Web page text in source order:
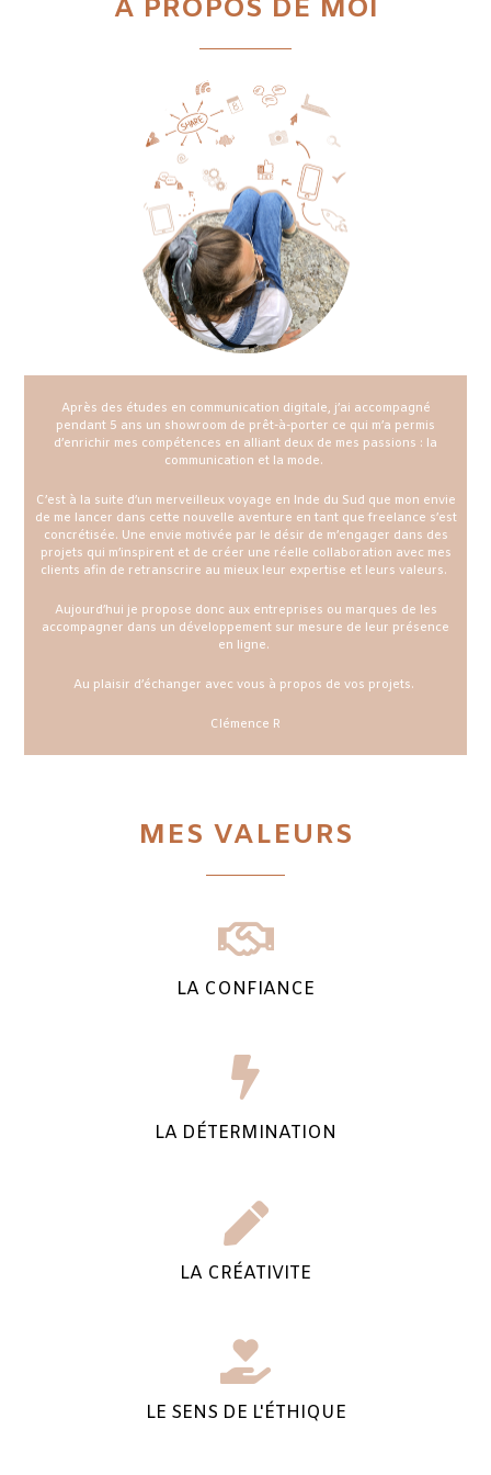
À PROPOS DE MOI
Après des études en communication digitale, j’ai accompagné
pendant 5 ans un showroom de prêt-à-porter ce qui m’a permis
d’enrichir mes compétences en alliant deux de mes passions : la
communication et la mode.
C’est à la suite d’un merveilleux voyage en Inde du Sud que mon envie
de me lancer dans cette nouvelle aventure en tant que freelance s’est
concrétisée. Une envie motivée par le désir de m’engager dans des
projets qui m’inspirent et de créer une réelle collaboration avec mes
clients afin de retranscrire au mieux leur expertise et leurs valeurs.
Aujourd’hui je propose donc aux entreprises ou marques de les
accompagner dans un développement sur mesure de leur présence
en ligne.
Au plaisir d’échanger avec vous à propos de vos projets.
Clémence R
MES VALEURS
LA CONFIANCE
LA DÉTERMINATION
LA CRÉATIVITE
LE SENS DE L'ÉTHIQUE